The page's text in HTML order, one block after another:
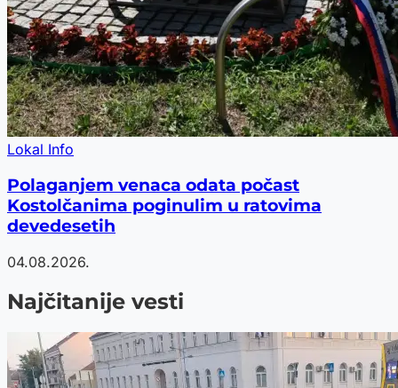
Lokal Info
Polaganjem venaca odata počast
Kostolčanima poginulim u ratovima
devedesetih
04.08.2026.
Najčitanije vesti